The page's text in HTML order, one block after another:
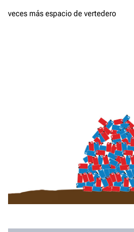
veces más espacio de vertedero